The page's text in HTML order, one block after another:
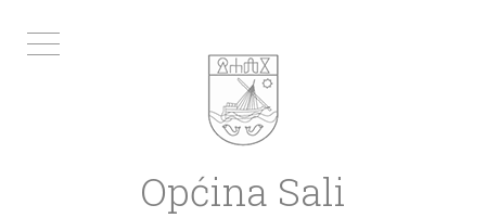
Općina Sali